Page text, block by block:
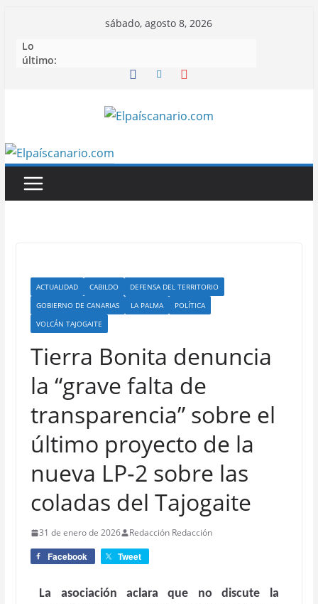
contenido
sábado, agosto 8, 2026
Lo
último:
ACTUALIDAD CABILDO
DEFENSA DEL TERRITORIO
GOBIERNO DE CANARIAS
LA PALMA
POLÍTICA
VOLCÁN TAJOGAITE
Tierra Bonita denuncia
la “grave falta de
transparencia” sobre el
último proyecto de la
nueva LP‑2 sobre las
coladas del Tajogaite
31 de enero de 2026 Redacción Redacción
Facebook Tweet
La asociación aclara que no discute la